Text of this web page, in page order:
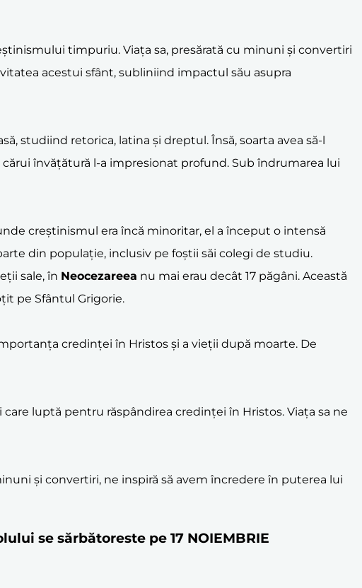
timpuriu. Viața sa, presărată cu minuni și convertiri
acestui sfânt, subliniind impactul său asupra
studiind retorica, latina și dreptul. Însă, soarta avea să-l
cărui învățătură l-a impresionat profund. Sub îndrumarea lui
creștinismul era încă minoritar, el a început o intensă
din populație, inclusiv pe foștii săi colegi de studiu.
sale, în Neocezareea nu mai erau decât 17 păgâni. Această
pe Sfântul Grigorie.
credinței în Hristos și a vieții după moarte. De
luptă pentru răspândirea credinței în Hristos. Viața sa ne
și convertiri, ne inspiră să avem încredere în puterea lui
se sărbătoreste pe 17 NOIEMBRIE